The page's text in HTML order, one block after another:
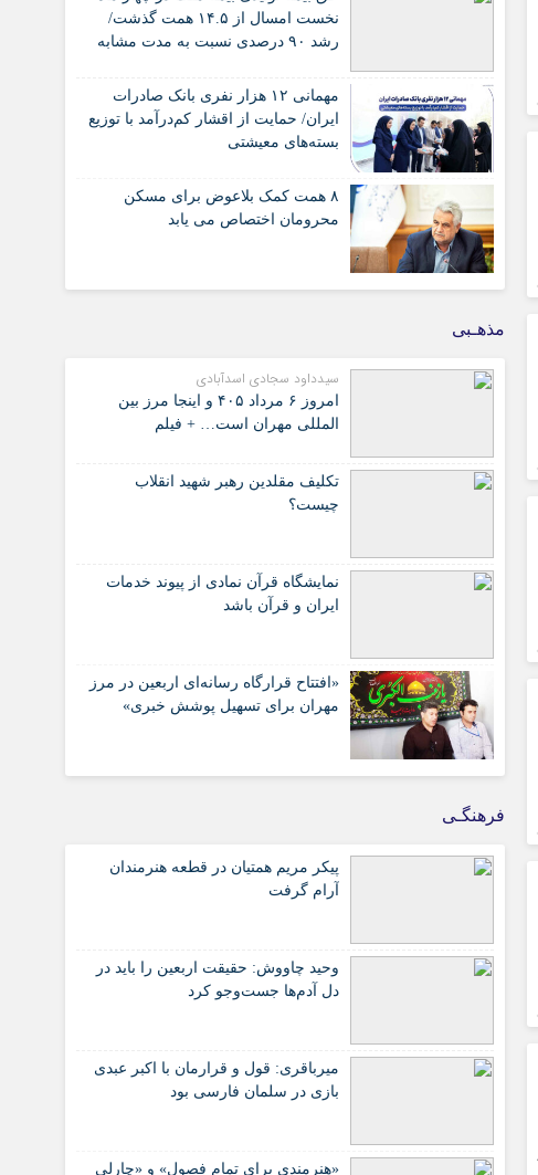
نخست امسال از ۱۴.۵ همت گذشت/
رشد ۹۰ درصدی نسبت به مدت مشابه
مهمانی ۱۲ هزار نفری بانک صادرات
ایران/ حمایت از اقشار کم‌درآمد با توزیع
بسته‌های معیشتی
۸ همت کمک بلاعوض برای مسکن
محرومان اختصاص می یابد
مذهـبی
سیدداود سجادی اسدآبادی
امروز ۶ مرداد ۴۰۵ و اینجا مرز بین
المللی مهران است… + فیلم
تکلیف مقلدین رهبر شهید انقلاب
چیست؟
نمایشگاه قرآن نمادی از پیوند خدمات
ایران و قرآن باشد
«افتتاح قرارگاه رسانه‌ای اربعین در مرز
مهران برای تسهیل پوشش خبری»
فرهنگـی
پیکر مریم همتیان در قطعه هنرمندان
آرام گرفت
وحید چاووش: حقیقت اربعین را باید در
دل آدم‌ها جست‌وجو کرد
میرباقری: قول و قرارمان با اکبر عبدی
بازی در سلمان فارسی بود
«هنرمندی برای تمام فصول» و «چارلی